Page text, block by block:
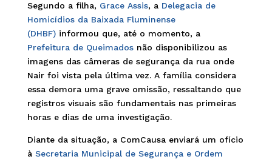
Segundo a filha, Grace Assis, a Delegacia de
Homicídios da Baixada Fluminense
(DHBF)informou que, até o momento, a
Prefeitura de Queimadosnão disponibilizou as
imagens das câmeras de segurança da rua onde
Nair foi vista pela última vez. A família considera
essa demora uma grave omissão, ressaltando que
registros visuais são fundamentais nas primeiras
horas e dias de uma investigação.
Diante da situação, a ComCausa enviará um ofício
à Secretaria Municipal de Segurança e Ordem